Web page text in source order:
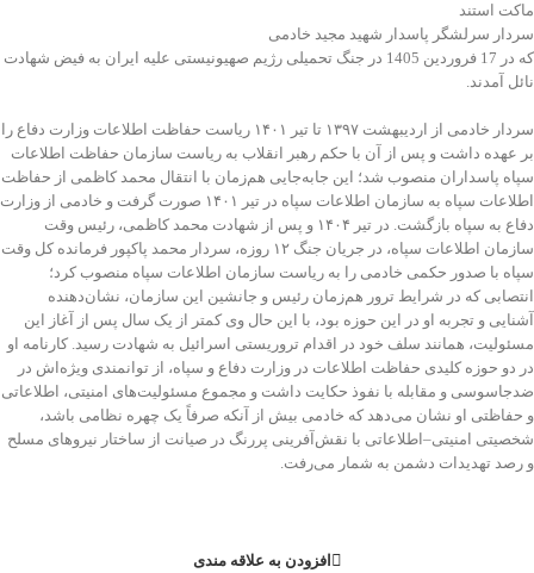
ماکت استند
سردار سرلشگر پاسدار شهید مجید خادمی
که در 17 فروردین 1405 در جنگ تحمیلی رژیم صهیونیستی علیه ایران به فیض شهادت
نائل آمدند.
سردار خادمی از اردیبهشت ۱۳۹۷ تا تیر ۱۴۰۱ ریاست حفاظت اطلاعات وزارت دفاع را
بر عهده داشت و پس از آن با حکم رهبر انقلاب به ریاست سازمان حفاظت اطلاعات
سپاه پاسداران منصوب شد؛ این جابه‌جایی هم‌زمان با انتقال محمد کاظمی از حفاظت
اطلاعات سپاه به سازمان اطلاعات سپاه در تیر ۱۴۰۱ صورت گرفت و خادمی از وزارت
دفاع به سپاه بازگشت. در تیر ۱۴۰۴ و پس از شهادت محمد کاظمی، رئیس وقت
سازمان اطلاعات سپاه، در جریان جنگ ۱۲ روزه، سردار محمد پاکپور فرمانده کل وقت
سپاه با صدور حکمی خادمی را به ریاست سازمان اطلاعات سپاه منصوب کرد؛
انتصابی که در شرایط ترور هم‌زمان رئیس و جانشین این سازمان، نشان‌دهنده
آشنایی و تجربه او در این حوزه بود، با این حال وی کمتر از یک سال پس از آغاز این
مسئولیت، همانند سلف خود در اقدام تروریستی اسرائیل به شهادت رسید. کارنامه او
در دو حوزه کلیدی حفاظت اطلاعات در وزارت دفاع و سپاه، از توانمندی ویژه‌اش در
ضدجاسوسی و مقابله با نفوذ حکایت داشت و مجموع مسئولیت‌های امنیتی، اطلاعاتی
و حفاظتی او نشان می‌دهد که خادمی بیش از آنکه صرفاً یک چهره نظامی باشد،
شخصیتی امنیتی–اطلاعاتی با نقش‌آفرینی پررنگ در صیانت از ساختار نیروهای مسلح
و رصد تهدیدات دشمن به شمار می‌رفت.
افزودن به علاقه مندی